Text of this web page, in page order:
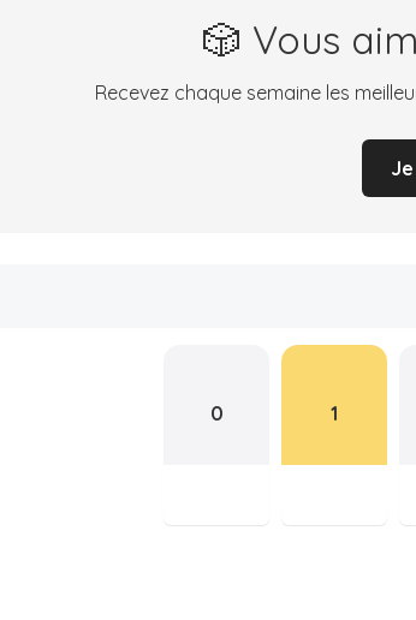
🎲 Vous
Recevez chaque semaine les
0 1